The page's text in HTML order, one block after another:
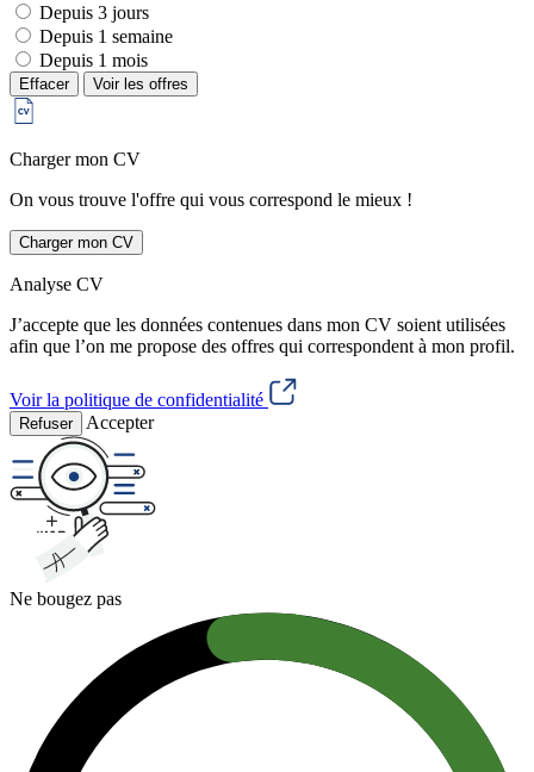
Depuis 3 jours
Depuis 1 semaine
Depuis 1 mois
Effacer Voir les offres
Charger mon CV
On vous trouve l'offre qui vous correspond le mieux !
Charger mon CV
Analyse CV
J’accepte que les données contenues dans mon CV soient utilisées
afin que l’on me propose des offres qui correspondent à mon profil.
Voir la politique de confidentialité
Refuser Accepter
Ne bougez pas